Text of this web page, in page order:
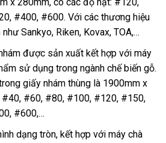
x 280mm, có các độ hạt: #120,
#400, #600. Với các thương hiệu
Sankyo, Riken, Kovax, TOA,…
được sản xuất kết hợp với máy
sử dụng trong ngành chế biến gỗ.
giấy nhám thùng là 1900mm x
#60, #80, #100, #120, #150,
#600,…
dạng tròn, kết hợp với máy chà